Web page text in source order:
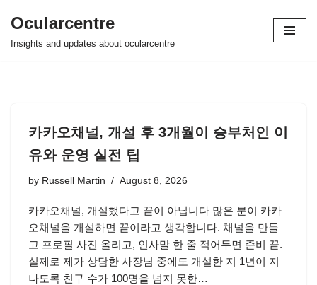
Skip
Ocularcentre
Insights and updates about ocularcentre
카카오채널, 개설 후 3개월이 승부처인 이
유와 운영 실전 팁
by Russell Martin August 8, 2026
카카오채널, 개설했다고 끝이 아닙니다 많은 분이 카카
오채널을 개설하면 끝이라고 생각합니다. 채널을 만들
고 프로필 사진 올리고, 인사말 한 줄 적어두면 준비 끝.
실제로 제가 상담한 사장님 중에도 개설한 지 1년이 지
나도록 친구 수가 100명을 넘지 못한…